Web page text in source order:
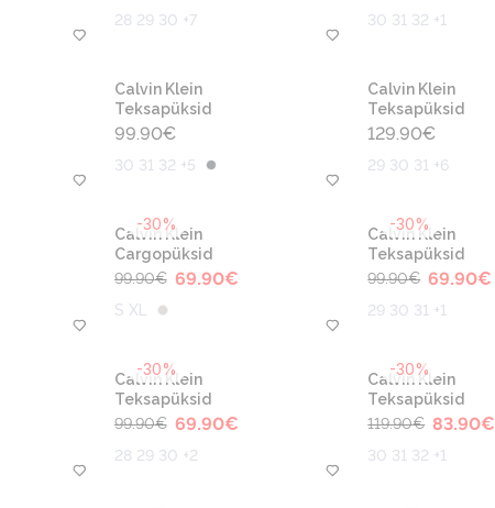
28 29 30 +7 30 31 32 +1
Calvin Klein
Teksapüksid
99.90€
30 31 32 +5
Calvin Klein
Teksapüksid
129.90€
29 30 31 +6
-30%
Calvin Klein
Cargopüksid
99.90€ 69.90€
S XL
-30%
Calvin Klein
Teksapüksid
99.90€ 69.90€
29 30 31 +1
-30%
Calvin Klein
Teksapüksid
99.90€ 69.90€
28 29 30 +2
-30%
Calvin Klein
Teksapüksid
119.90€ 83.90€
30 31 32 +1